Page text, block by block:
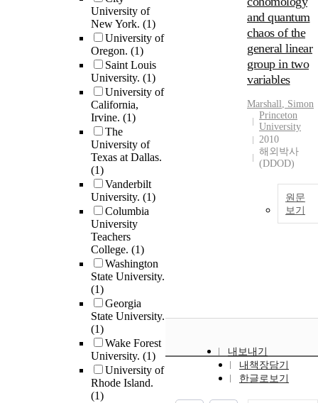
University of
New York. (1)
University of
Oregon. (1)
Saint Louis
University. (1)
University of
California,
Irvine. (1)
The
University of
Texas at Dallas.
(1)
Vanderbilt
University. (1)
Columbia
University
Teachers
College. (1)
Washington
State University.
(1)
Georgia
State University.
(1)
Wake Forest
University. (1)
University of
Rhode Island.
(1)
and quantum
chaos of the
general linear
group in two
variables
Marshall, Simon
Princeton
University
2010
해외박사
(DDOD)
원문
보기
내보내기
내책장담기
한글로보기